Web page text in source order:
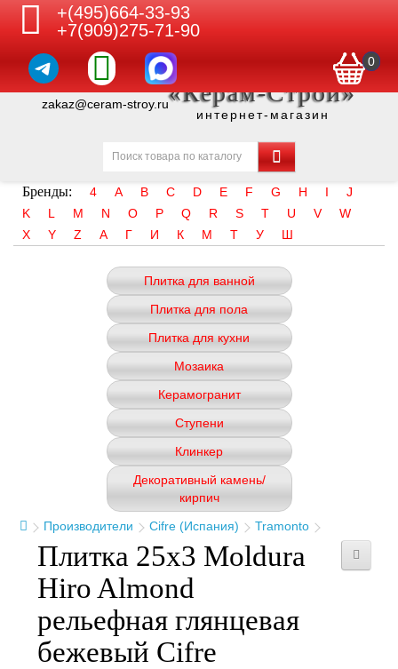
+(495)664-33-93
+7(909)275-71-90
0
zakaz@ceram-stroy.ru«Керам-Строй»
интернет-магазин
Бренды: 4 A B C D E F G H I
J
K
L M N O P Q R S T U V
W
X
Y Z А Г И К М Т У Ш
Плитка для ванной
Плитка для пола
Плитка для кухни
Мозаика
Керамогранит
Ступени
Клинкер
Декоративный камень/
кирпич
Производители
Cifre (Испания) Tramonto
Плитка 25x3 Moldura
Hiro Almond
рельефная глянцевая
бежевый Cifre